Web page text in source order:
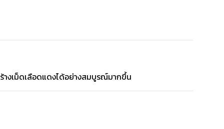
างเม็ดเลือดแดงได้อย่างสมบูรณ์มากขึ้น